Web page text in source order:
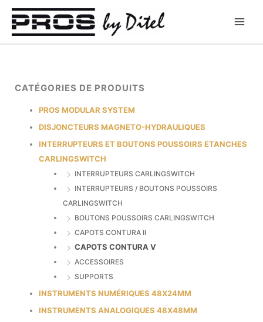
Aller
contenu
CATÉGORIES DE PRODUITS
PROS MODULAR SYSTEM
DISJONCTEURS MAGNETO-HYDRAULIQUES
INTERRUPTEURS ET BOUTONS POUSSOIRS ETANCHES
CARLINGSWITCH
INTERRUPTEURS CARLINGSWITCH
INTERRUPTEURS / BOUTONS POUSSOIRS
CARLINGSWITCH
BOUTONS POUSSOIRS CARLINGSWITCH
CAPOTS CONTURA II
CAPOTS CONTURA V
ACCESSOIRES
SUPPORTS
INSTRUMENTS NUMÉRIQUES 48X24MM
INSTRUMENTS ANALOGIQUES 48X48MM